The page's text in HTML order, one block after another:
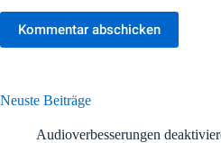
Kommentar abschicken
Neuste Beiträge
Audioverbesserungen